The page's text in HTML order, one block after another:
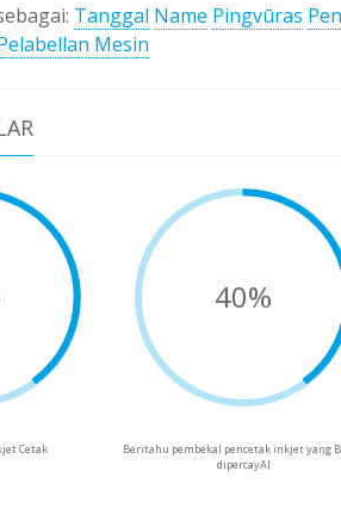
Tanggal Name Pingvūras
Mesin
Cetak
40%
Beritahu pembekal pencetak inkjet yang
dipercayAI